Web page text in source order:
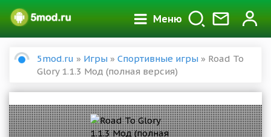
Меню
5mod.ru » Игры » Спортивные игры » Road To
Glory 1.1.3 Мод (полная версия)